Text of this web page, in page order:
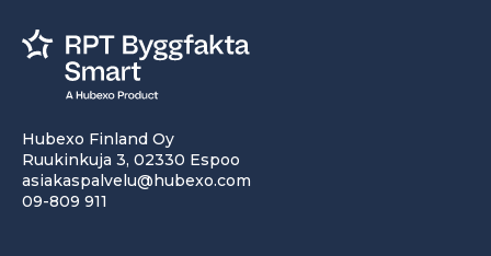
Hubexo Finland Oy
Ruukinkuja 3, 02330 Espoo
asiakaspalvelu@hubexo.com
09-809 911